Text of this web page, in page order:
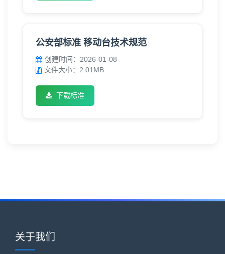
公安部标准 移动台技术规范
创建时间：2026-01-08
文件大小：2.01MB
下载标准
关于我们